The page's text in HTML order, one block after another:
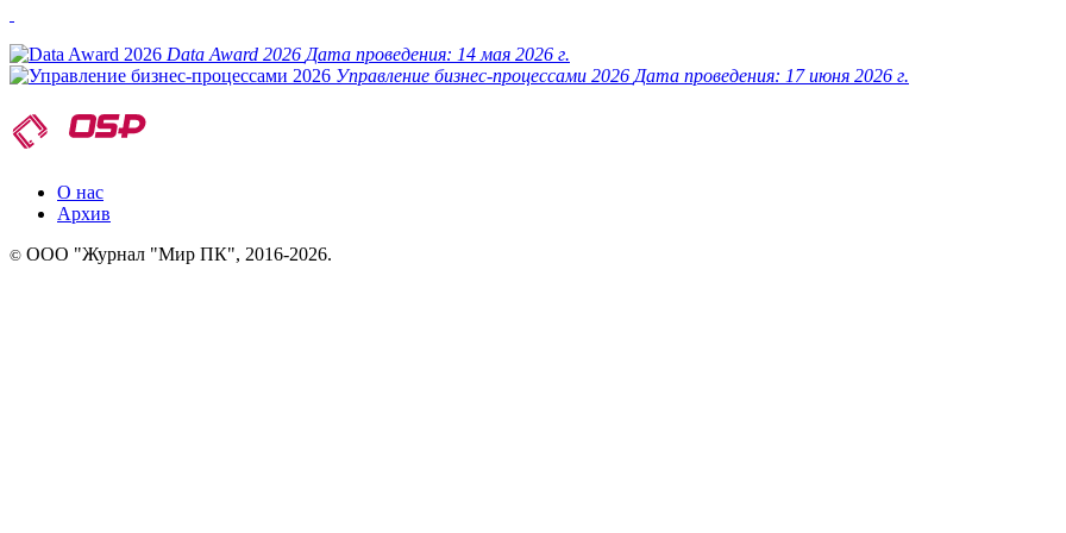
Data Award 2026 Дата проведения: 14 мая 2026 г.
Управление бизнес-процессами 2026 Дата проведения: 17 июня 2026 г.
О нас
Архив
© ООО "Журнал "Мир ПК", 2016-2026.